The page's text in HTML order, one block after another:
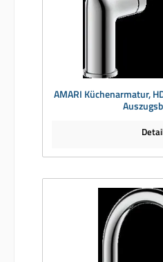
AMARI Küchenarmatur,